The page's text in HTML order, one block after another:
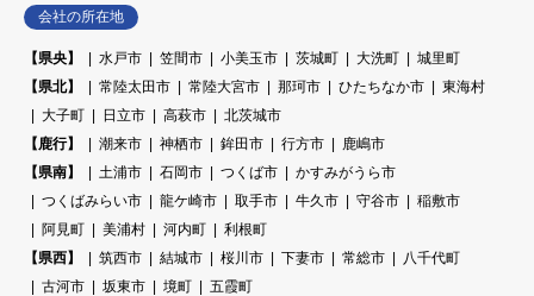
会社の所在地
【県央】 水戸市 笠間市 小美玉市 茨城町 大洗町
城里町
【県北】
常陸太田市 常陸大宮市 那珂市 ひたちなか市
東海村
大子町
日立市 高萩市
北茨城市
【鹿行】
潮来市 神栖市 鉾田市 行方市
鹿嶋市
【県南】
土浦市 石岡市 つくば市
かすみがうら市
つくばみらい市
龍ケ崎市 取手市 牛久市 守谷市
稲敷市
阿見町
美浦村 河内町
利根町
【県西】
筑西市 結城市 桜川市 下妻市 常総市
八千代町
古河市
坂東市 境町 五霞町